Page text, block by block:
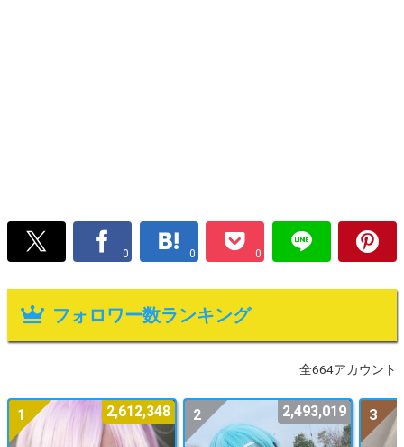
0 0 0
フォロワー数ランキング
全664アカウント
1 2,612,348 2 2,493,019 3